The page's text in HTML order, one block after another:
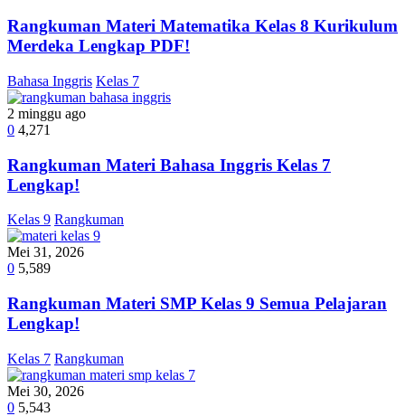
Rangkuman Materi Matematika Kelas 8 Kurikulum
Merdeka Lengkap PDF!
Bahasa Inggris Kelas 7
2 minggu ago
0 4,271
Rangkuman Materi Bahasa Inggris Kelas 7
Lengkap!
Kelas 9 Rangkuman
Mei 31, 2026
0 5,589
Rangkuman Materi SMP Kelas 9 Semua Pelajaran
Lengkap!
Kelas 7 Rangkuman
Mei 30, 2026
0 5,543